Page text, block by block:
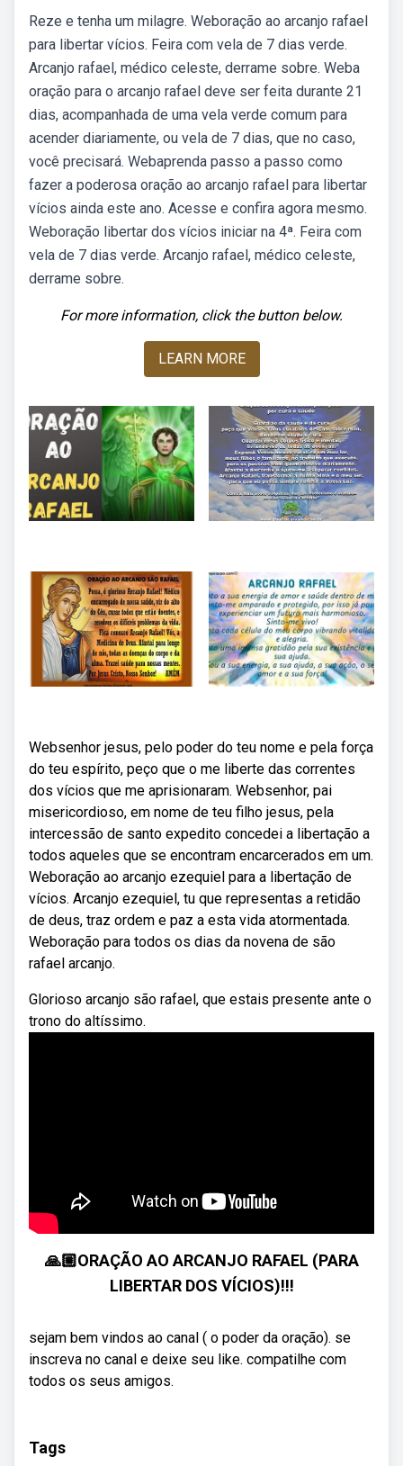
Reze e tenha um milagre. Weboração ao arcanjo rafael
para libertar vícios. Feira com vela de 7 dias verde.
Arcanjo rafael, médico celeste, derrame sobre. Weba
oração para o arcanjo rafael deve ser feita durante 21
dias, acompanhada de uma vela verde comum para
acender diariamente, ou vela de 7 dias, que no caso,
você precisará. Webaprenda passo a passo como
fazer a poderosa oração ao arcanjo rafael para libertar
vícios ainda este ano. Acesse e confira agora mesmo.
Weboração libertar dos vícios iniciar na 4ª. Feira com
vela de 7 dias verde. Arcanjo rafael, médico celeste,
derrame sobre.
For more information, click the button below.
LEARN MORE
Websenhor jesus, pelo poder do teu nome e pela força
do teu espírito, peço que o me liberte das correntes
dos vícios que me aprisionaram. Websenhor, pai
misericordioso, em nome de teu filho jesus, pela
intercessão de santo expedito concedei a libertação a
todos aqueles que se encontram encarcerados em um.
Weboração ao arcanjo ezequiel para a libertação de
vícios. Arcanjo ezequiel, tu que representas a retidão
de deus, traz ordem e paz a esta vida atormentada.
Weboração para todos os dias da novena de são
rafael arcanjo.
Glorioso arcanjo são rafael, que estais presente ante o
trono do altíssimo.
🙏🏼ORAÇÃO AO ARCANJO RAFAEL (PARA
LIBERTAR DOS VÍCIOS)!!!
sejam bem vindos ao canal ( o poder da oração). se
inscreva no canal e deixe seu like. compatilhe com
todos os seus amigos.
Tags